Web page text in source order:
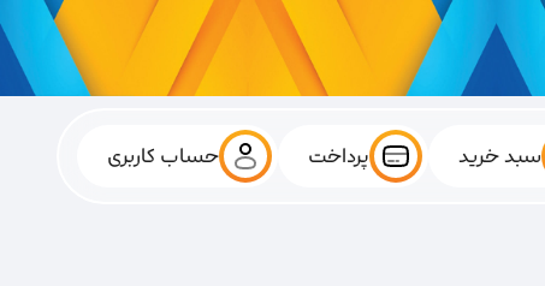
سبد خرید پرداخت حساب کاربری